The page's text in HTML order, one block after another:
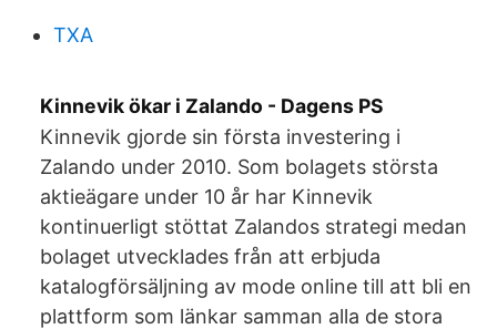
TXA
Kinnevik ökar i Zalando - Dagens PS
Kinnevik gjorde sin första investering i
Zalando under 2010. Som bolagets största
aktieägare under 10 år har Kinnevik
kontinuerligt stöttat Zalandos strategi medan
bolaget utvecklades från att erbjuda
katalogförsäljning av mode online till att bli en
plattform som länkar samman alla de stora